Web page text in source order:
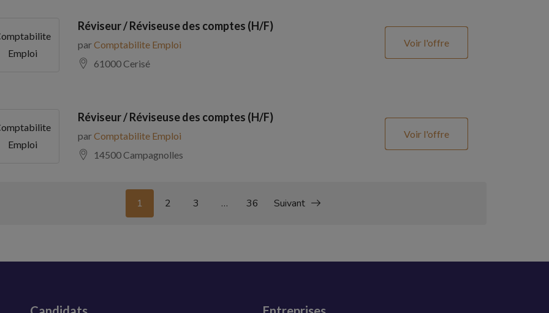
Emploi
Réviseur / Réviseuse des comptes (H/F)
parComptabilite Emploi
61000 Cerisé
Voir l'offre
Emploi
Réviseur / Réviseuse des comptes (H/F)
parComptabilite Emploi
14500 Campagnolles
Voir l'offre
1 2 3 … 36 Suivant